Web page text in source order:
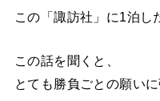
この「諏訪社」に1泊し
この話を聞くと、
とても勝負ごとの願い